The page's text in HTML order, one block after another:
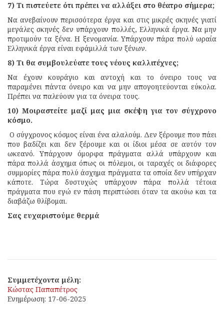
7) Τι πιστεύετε ότι πρέπει να αλλάξει στο θέατρο σήμερα;
Να ανεβαίνουν περισσότερα έργα και στις μικρές σκηνές γιατί
μεγάλες σκηνές δεν υπάρχουν πολλές, Ελληνικά έργα. Να μην
προτιμούν τα ξένα. Η ξενομανία. Υπάρχουν πάρα πολύ ωραία
Ελληνικά έργα είναι εφάμιλλά των ξένων.
8) Τι θα συμβουλεύατε τους νέους καλλιτέχνες;
Να έχουν κουράγιο και αντοχή και το όνειρο τους να
παραμένει πάντα όνειρο και να μην απογοητεύονται εύκολα.
Πρέπει να παλεύουν για τα όνειρα τους.
10) Μοιραστείτε μαζί μας μια σκέψη για τον σύγχρονο
κόσμο.
Ο σύγχρονος κόσμος είναι ένα αλαλούμ. Δεν ξέρουμε που πάει
που βαδίζει και δεν ξέρουμε και οι ίδιοι μέσα σε αυτόν τον
ωκεανό. Υπάρχουν όμορφα πράγματα αλλά υπάρχουν και
πάρα πολλά άσχημα όπως οι πόλεμοι, οι ταραχές οι διάφορες
συμμορίες πάρα πολύ άσχημα πράγματα τα οποία δεν υπήρχαν
κάποτε. Τώρα δυστυχώς υπάρχουν πάρα πολλά τέτοια
πράγματα που εγώ εν πάση περιπτώσει όταν τα ακούω και τα
διαβάζω θλίβομαι.
Σας ευχαριστούμε θερμά
Συμμετέχοντα μέλη:
Κώστας Παπαπέτρος
Ενημέρωση: 17-06-2025